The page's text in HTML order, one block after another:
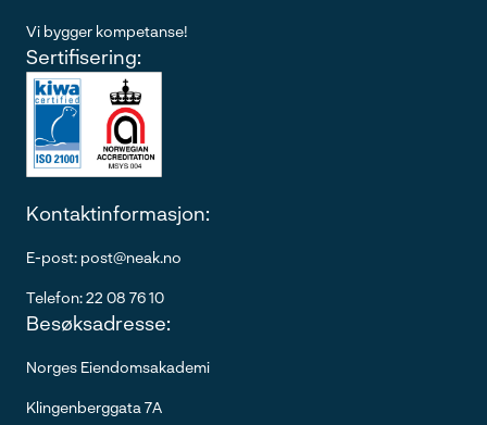
Vi bygger kompetanse!
Sertifisering:
Kontaktinformasjon:
E-post: post@neak.no
Telefon: 22 08 76 10
Besøksadresse:
Norges Eiendomsakademi
Klingenberggata 7A